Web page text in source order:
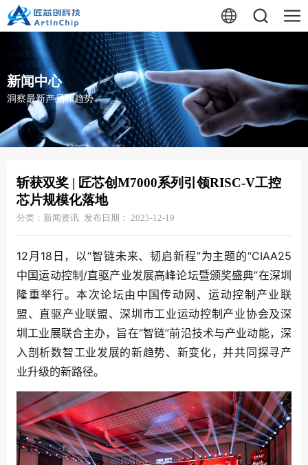
新闻中心
洞察最新产品和趋势
斩获双奖 | 匠芯创M7000系列引领RISC-V工控
芯片规模化落地
分类：新闻资讯 发布日期： 2025-12-19
12月18日，以“智链未来、韧启新程”为主题的“CIAA25
中国运动控制/直驱产业发展高峰论坛暨颁奖盛典”在深圳
隆重举行。本次论坛由中国传动网、运动控制产业联
盟、直驱产业联盟、深圳市工业运动控制产业协会及深
圳工业展联合主办，旨在“智链”前沿技术与产业动能，深
入剖析数智工业发展的新趋势、新变化，并共同探寻产
业升级的新路径。